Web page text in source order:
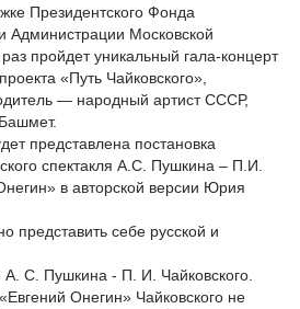
Президентского Фонда
Администрации Московской
пройдет уникальный гала-концерт
«Путь Чайковского»,
— народный артист СССР,
представлена постановка
спектакля А.С. Пушкина – П.И.
в авторской версии Юрия
представить себе русской и
А. С. Пушкина - П. И. Чайковского.
Онегин» Чайковского не